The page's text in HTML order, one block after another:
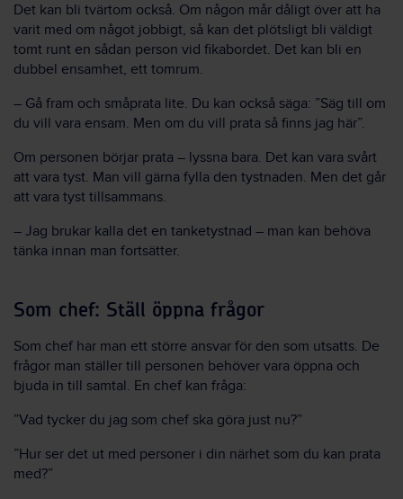
Det kan bli tvärtom också. Om någon mår dåligt över att ha
varit med om något jobbigt, så kan det plötsligt bli väldigt
tomt runt en sådan person vid fikabordet. Det kan bli en
dubbel ensamhet, ett tomrum.
– Gå fram och småprata lite. Du kan också säga: ”Säg till om
du vill vara ensam. Men om du vill prata så finns jag här”.
Om personen börjar prata – lyssna bara. Det kan vara svårt
att vara tyst. Man vill gärna fylla den tystnaden. Men det går
att vara tyst tillsammans.
– Jag brukar kalla det en tanketystnad – man kan behöva
tänka innan man fortsätter.
Som chef: Ställ öppna frågor
Som chef har man ett större ansvar för den som utsatts. De
frågor man ställer till personen behöver vara öppna och
bjuda in till samtal. En chef kan fråga:
”Vad tycker du jag som chef ska göra just nu?”
”Hur ser det ut med personer i din närhet som du kan prata
med?”